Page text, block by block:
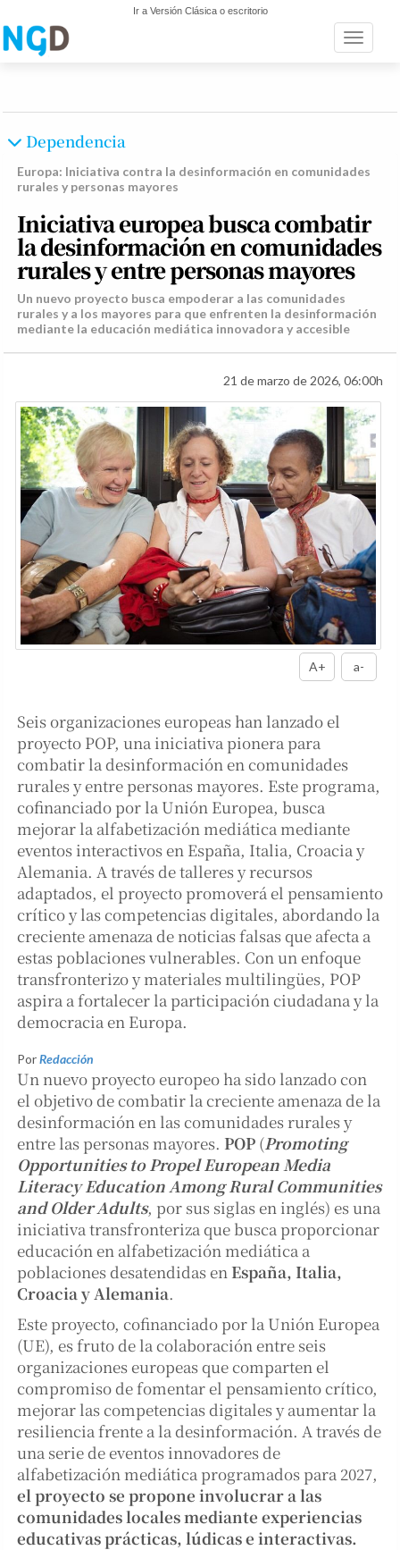
Ir a Versión Clásica o escritorio
Toggle
Dependencia
Europa: Iniciativa contra la desinformación en comunidades
rurales y personas mayores
Iniciativa europea busca combatir
la desinformación en comunidades
rurales y entre personas mayores
Un nuevo proyecto busca empoderar a las comunidades
rurales y a los mayores para que enfrenten la desinformación
mediante la educación mediática innovadora y accesible
21 de marzo de 2026, 06:00h
A+ a-
Seis organizaciones europeas han lanzado el
proyecto POP, una iniciativa pionera para
combatir la desinformación en comunidades
rurales y entre personas mayores. Este programa,
cofinanciado por la Unión Europea, busca
mejorar la alfabetización mediática mediante
eventos interactivos en España, Italia, Croacia y
Alemania. A través de talleres y recursos
adaptados, el proyecto promoverá el pensamiento
crítico y las competencias digitales, abordando la
creciente amenaza de noticias falsas que afecta a
estas poblaciones vulnerables. Con un enfoque
transfronterizo y materiales multilingües, POP
aspira a fortalecer la participación ciudadana y la
democracia en Europa.
PorRedacción
Un nuevo proyecto europeo ha sido lanzado con
el objetivo de combatir la creciente amenaza de la
desinformación en las comunidades rurales y
entre las personas mayores. POP (Promoting
Opportunities to Propel European Media
Literacy Education Among Rural Communities
and Older Adults, por sus siglas en inglés) es una
iniciativa transfronteriza que busca proporcionar
educación en alfabetización mediática a
poblaciones desatendidas en España, Italia,
Croacia y Alemania.
Este proyecto, cofinanciado por la Unión Europea
(UE), es fruto de la colaboración entre seis
organizaciones europeas que comparten el
compromiso de fomentar el pensamiento crítico,
mejorar las competencias digitales y aumentar la
resiliencia frente a la desinformación. A través de
una serie de eventos innovadores de
alfabetización mediática programados para 2027,
el proyecto se propone involucrar a las
comunidades locales mediante experiencias
educativas prácticas, lúdicas e interactivas.